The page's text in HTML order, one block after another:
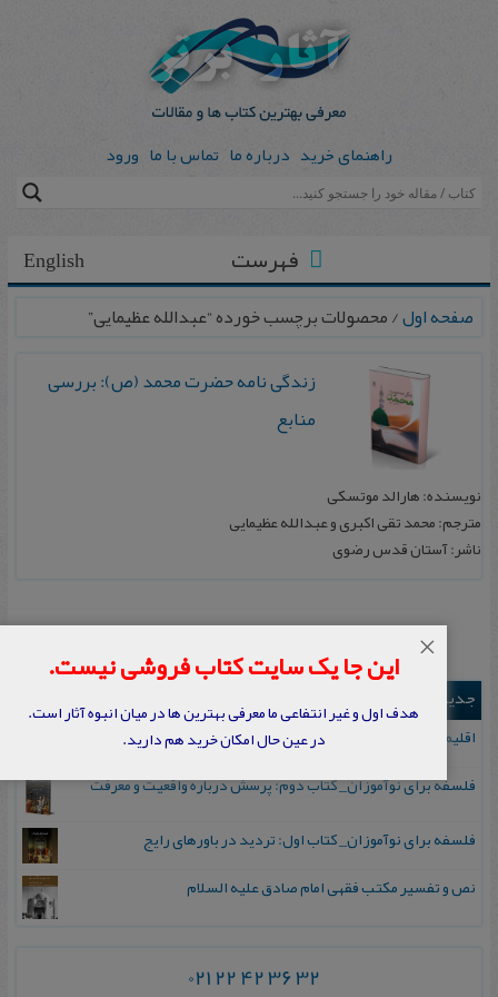
راهنمای خرید درباره ما تماس با ما ورود
English فهرست
صفحه اول/ محصولات برچسب خورده “عبدالله عظیمایی”
زندگی‌ نامه حضرت محمد (ص): بررسی
منابع
نویسنده: هارالد موتسکی
مترجم: محمد تقی اکبری و عبدالله عظیمایی
ناشر: آستان قدس رضوی
جدیدترین ها
اقلیم مورخان؛ مهارت‌های تاریخ ورزی علمی
فلسفه برای نوآموزان_ کتاب دوم: پرسش درباره واقعیت و معرفت
فلسفه برای نوآموزان_ کتاب اول: تردید در باورهای رایج
نص و تفسیر مکتب فقهی امام صادق علیه السلام
021 22 42 36 32
این جا یک سایت کتاب فروشی نیست.
هدف اول و غیر انتفاعی ما معرفی بهترین ها در میان انبوه آثار است.
در عین حال امکان خرید هم دارید.
×